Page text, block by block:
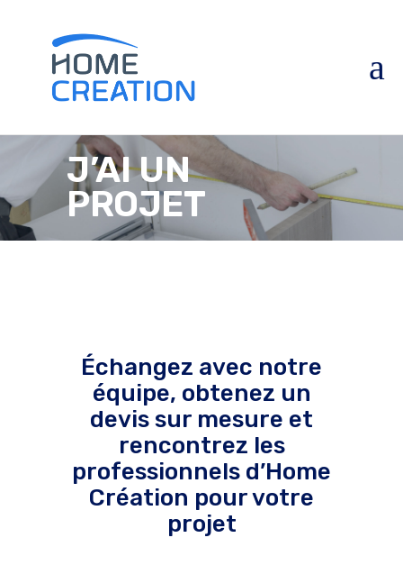
J’AI UN
PROJET
Échangez avec notre
équipe, obtenez un
devis sur mesure et
rencontrez les
professionnels d’Home
Création pour votre
projet